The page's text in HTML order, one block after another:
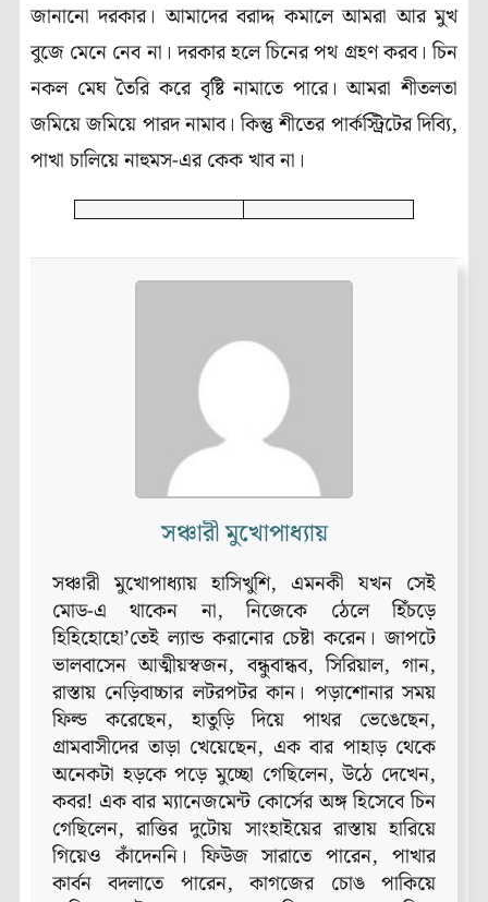
জানানো দরকার। আমাদের বরাদ্দ কমালে আমরা আর মুখ
বুজে মেনে নেব না। দরকার হলে চিনের পথ গ্রহণ করব। চিন
নকল মেঘ তৈরি করে বৃষ্টি নামাতে পারে। আমরা শীতলতা
জমিয়ে জমিয়ে পারদ নামাব। কিন্তু শীতের পার্কস্ট্রিটের দিব্যি,
পাখা চালিয়ে নাহুমস-এর কেক খাব না।
সঞ্চারী মুখোপাধ্যায়
সঞ্চারী মুখোপাধ্যায় হাসিখুশি, এমনকী যখন সেই
মোড-এ থাকেন না, নিজেকে ঠেলে হিঁচড়ে
হিহিহোহো’তেই ল্যান্ড করানোর চেষ্টা করেন। জাপটে
ভালবাসেন আত্মীয়স্বজন, বন্ধুবান্ধব, সিরিয়াল, গান,
রাস্তায় নেড়িবাচ্চার লটরপটর কান। পড়াশোনার সময়
ফিল্ড করেছেন, হাতুড়ি দিয়ে পাথর ভেঙেছেন,
গ্রামবাসীদের তাড়া খেয়েছেন, এক বার পাহাড় থেকে
অনেকটা হড়কে পড়ে মুচ্ছো গেছিলেন, উঠে দেখেন,
কবর! এক বার ম্যানেজমেন্ট কোর্সের অঙ্গ হিসেবে চিন
গেছিলেন, রাত্তির দুটোয় সাংহাইয়ের রাস্তায় হারিয়ে
গিয়েও কাঁদেননি। ফিউজ সারাতে পারেন, পাখার
কার্বন বদলাতে পারেন, কাগজের চোঙ পাকিয়ে